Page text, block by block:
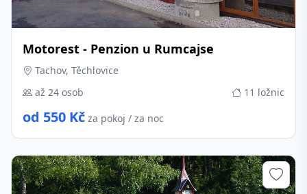
Motorest - Penzion u Rumcajse
Tachov, Těchlovice
až 24 osob
11 ložnic
od 550 Kč za pokoj / za noc